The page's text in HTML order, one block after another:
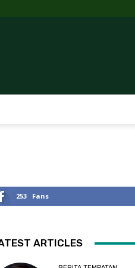
253 Fans
ARTICLES